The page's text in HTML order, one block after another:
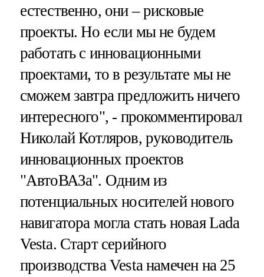
естественно, они – рисковые
проекты. Но если мы не будем
работать с инновационными
проектами, то в результате мы не
сможем завтра предложить ничего
интересного", - прокомментировал
Николай Котляров, руководитель
инновационных проектов
"АвтоВАЗа". Одним из
потенциальных носителей нового
навигатора могла стать новая Lada
Vesta. Cтарт серийного
производства Vesta намечен на 25